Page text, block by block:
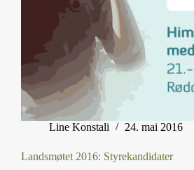
Line Konstali 24. mai 2016
Landsmøtet 2016: Styrekandidater